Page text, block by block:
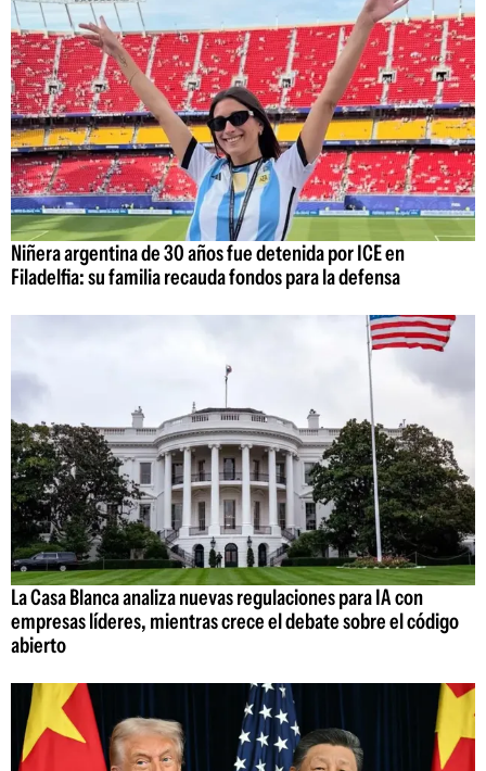
Niñera argentina de 30 años fue detenida por ICE en
Filadelfia: su familia recauda fondos para la defensa
La Casa Blanca analiza nuevas regulaciones para IA con
empresas líderes, mientras crece el debate sobre el código
abierto